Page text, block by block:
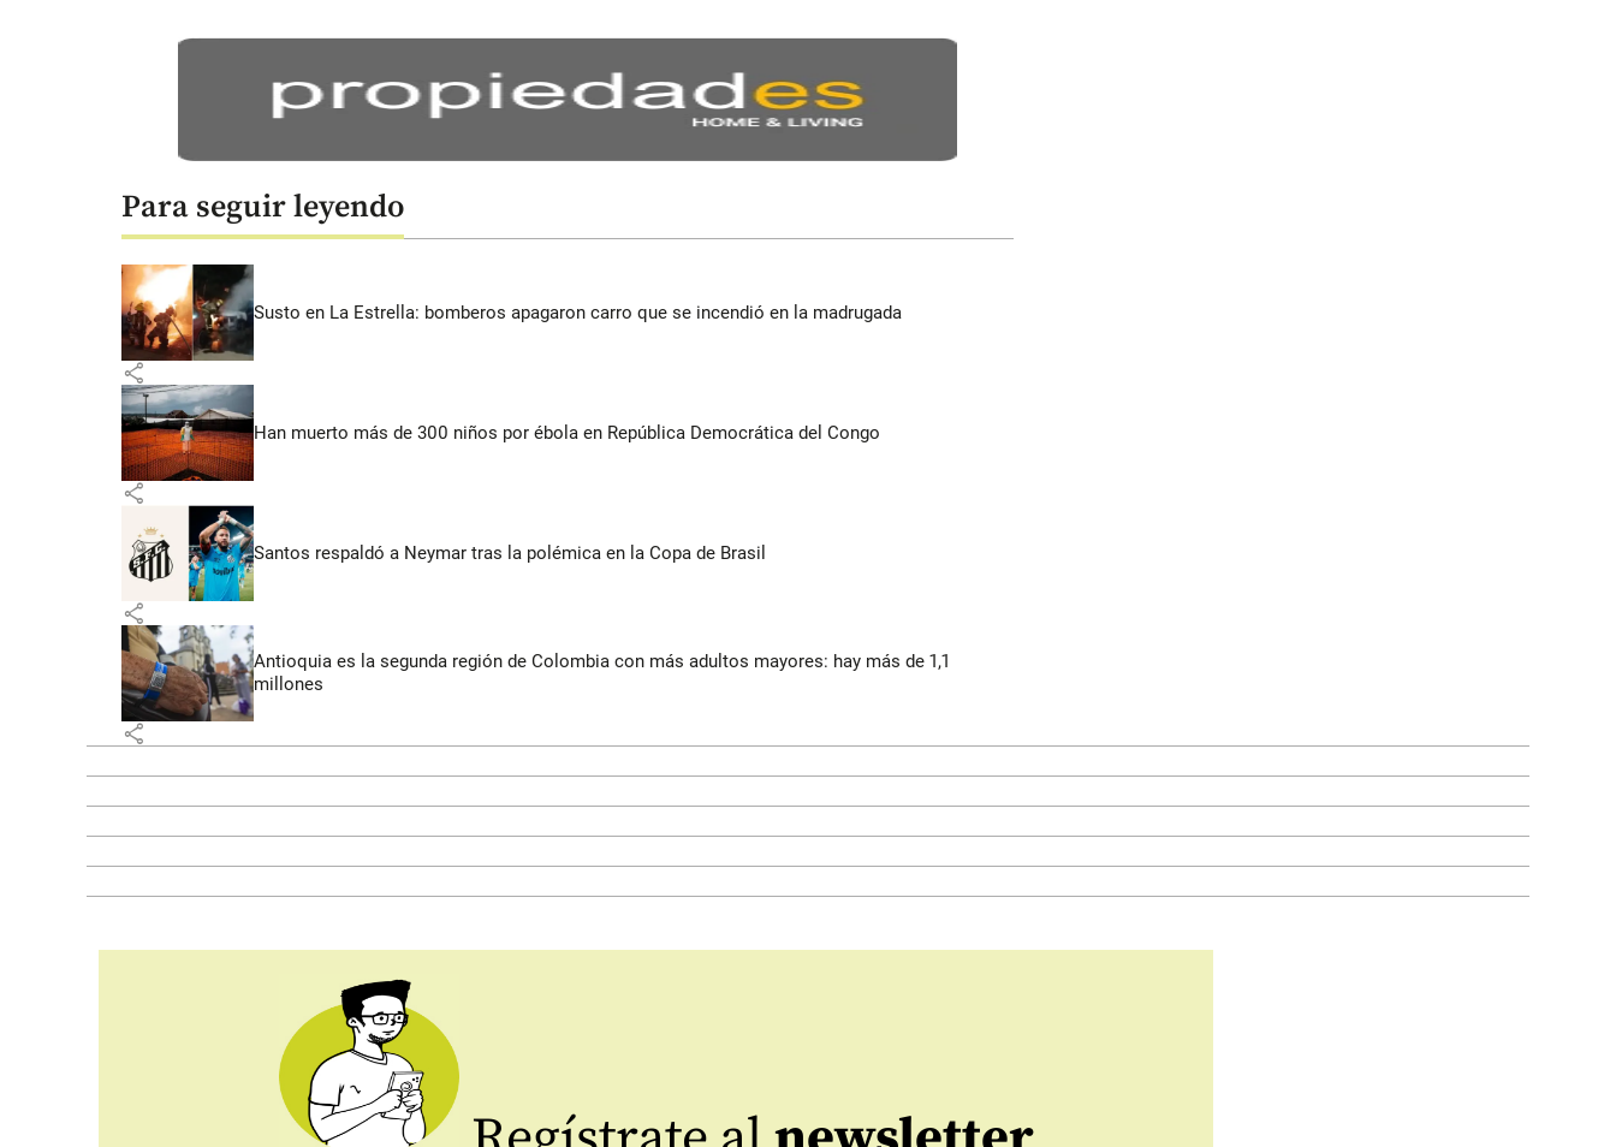
Para seguir leyendo
Susto en La Estrella: bomberos apagaron carro que se incendió en la madrugada
share
Han muerto más de 300 niños por ébola en República Democrática del Congo
share
Santos respaldó a Neymar tras la polémica en la Copa de Brasil
share
Antioquia es la segunda región de Colombia con más adultos mayores: hay más de 1,1
millones
share